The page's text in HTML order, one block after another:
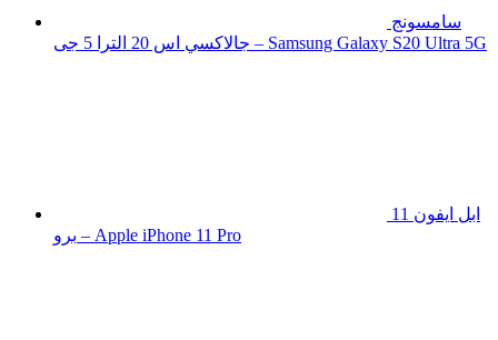
سامسونج
جالاكسي اس 20 الترا 5 جى – Samsung Galaxy S20 Ultra 5G
ابل ايفون 11
برو – Apple iPhone 11 Pro